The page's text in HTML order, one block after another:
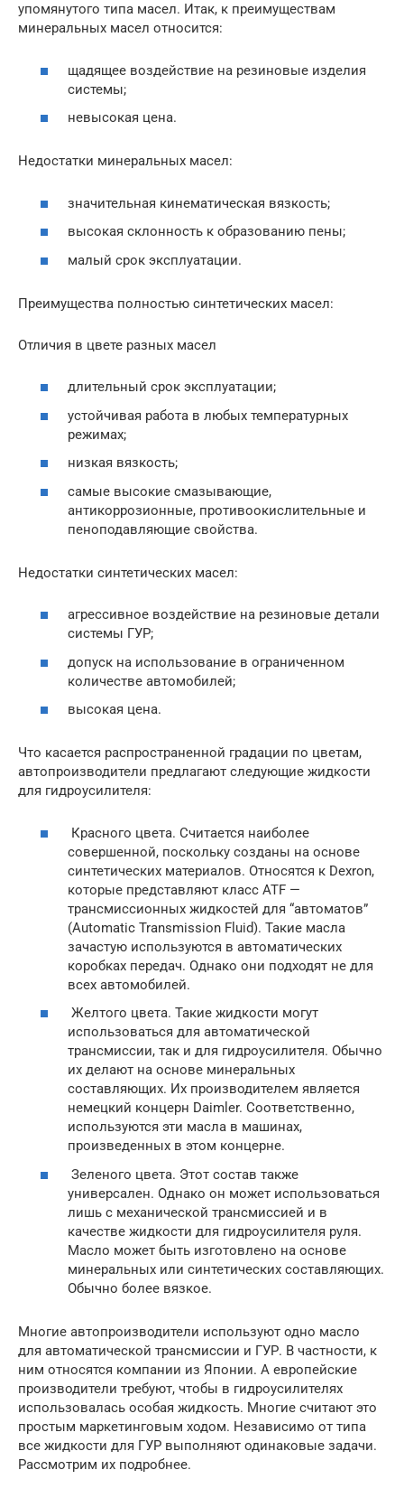
упомянутого типа масел. Итак, к преимуществам
минеральных масел относится:
щадящее воздействие на резиновые изделия
системы;
невысокая цена.
Недостатки минеральных масел:
значительная кинематическая вязкость;
высокая склонность к образованию пены;
малый срок эксплуатации.
Преимущества полностью синтетических масел:
Отличия в цвете разных масел
длительный срок эксплуатации;
устойчивая работа в любых температурных
режимах;
низкая вязкость;
самые высокие смазывающие,
антикоррозионные, противоокислительные и
пеноподавляющие свойства.
Недостатки синтетических масел:
агрессивное воздействие на резиновые детали
системы ГУР;
допуск на использование в ограниченном
количестве автомобилей;
высокая цена.
Что касается распространенной градации по цветам,
автопроизводители предлагают следующие жидкости
для гидроусилителя:
Красного цвета. Считается наиболее
совершенной, поскольку созданы на основе
синтетических материалов. Относятся к Dexron,
которые представляют класс ATF —
трансмиссионных жидкостей для “автоматов”
(Automatic Transmission Fluid). Такие масла
зачастую используются в автоматических
коробках передач. Однако они подходят не для
всех автомобилей.
Желтого цвета. Такие жидкости могут
использоваться для автоматической
трансмиссии, так и для гидроусилителя. Обычно
их делают на основе минеральных
составляющих. Их производителем является
немецкий концерн Daimler. Соответственно,
используются эти масла в машинах,
произведенных в этом концерне.
Зеленого цвета. Этот состав также
универсален. Однако он может использоваться
лишь с механической трансмиссией и в
качестве жидкости для гидроусилителя руля.
Масло может быть изготовлено на основе
минеральных или синтетических составляющих.
Обычно более вязкое.
Многие автопроизводители используют одно масло
для автоматической трансмиссии и ГУР. В частности, к
ним относятся компании из Японии. А европейские
производители требуют, чтобы в гидроусилителях
использовалась особая жидкость. Многие считают это
простым маркетинговым ходом. Независимо от типа
все жидкости для ГУР выполняют одинаковые задачи.
Рассмотрим их подробнее.